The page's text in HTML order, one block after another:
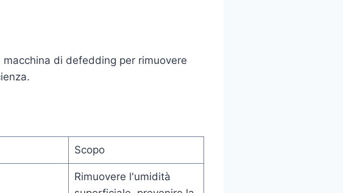
di defedding per rimuovere
Scopo
Rimuovere l'umidità